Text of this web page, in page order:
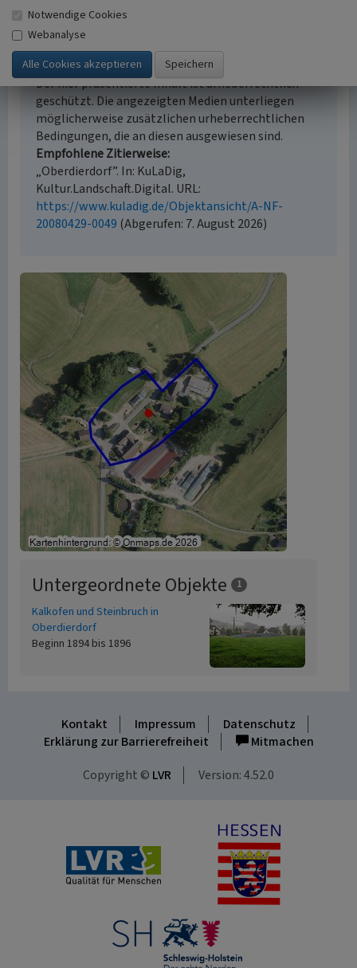
Empfohlene Zitierweise
Urheberrechtlicher Hinweis
Der hier präsentierte Inhalt ist urheberrechtlich
geschützt. Die angezeigten Medien unterliegen
möglicherweise zusätzlichen urheberrechtlichen
Bedingungen, die an diesen ausgewiesen sind.
Empfohlene Zitierweise
„Oberdierdorf”. In: KuLaDig,
Kultur.Landschaft.Digital. URL:
https://www.kuladig.de/Objektansicht/A-NF-
20080429-0049 (Abgerufen: 7. August 2026)
Untergeordnete Objekte 1
Kalkofen und Steinbruch in
Oberdierdorf
Beginn 1894 bis 1896
Kontakt Impressum
Datenschutz
Erklärung zur Barrierefreiheit
Mitmachen
Copyright © LVR Version: 4.52.0
Notwendige Cookies
Webanalyse